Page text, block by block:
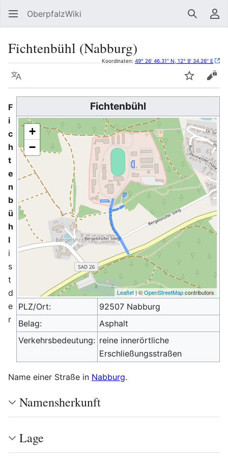
OberpfalzWiki Suchen
Fichtenbühl (Nabburg)
Sprache
Koordinaten: 49° 26' 46.31" N, 12° 9' 34.26" E
Fichtenbühl
+
−
Leaflet| ©OpenStreetMapcontributors
PLZ/Ort:
92507 Nabburg
Belag:
Asphalt
Verkehrsbedeutung: reine innerörtliche
Erschließungsstraßen
F
i
c
h
t
e
n
b
ü
h
l
i
s
t
d
e
r
Name einer Straße in Nabburg.
Namensherkunft
Lage